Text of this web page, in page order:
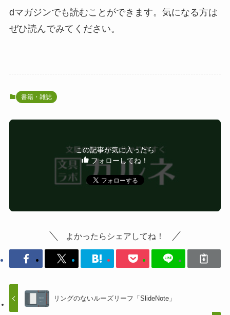
dマガジンでも読むことができます。気になる方は
ぜひ読んでみてください。
書籍・雑誌
この記事が気に入ったら
フォローしてね！
よかったらシェアしてね！
リングのないルーズリーフ「SlideNote」